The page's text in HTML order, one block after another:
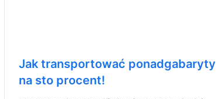
Jak transportować ponadgabaryty
na sto procent!